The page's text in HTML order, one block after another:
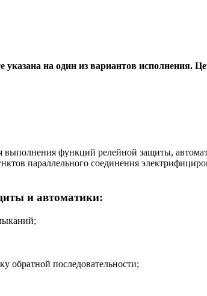
указана на один из вариантов
функций релейной защиты,
параллельного соединения
и автоматики:
обратной последовательности;